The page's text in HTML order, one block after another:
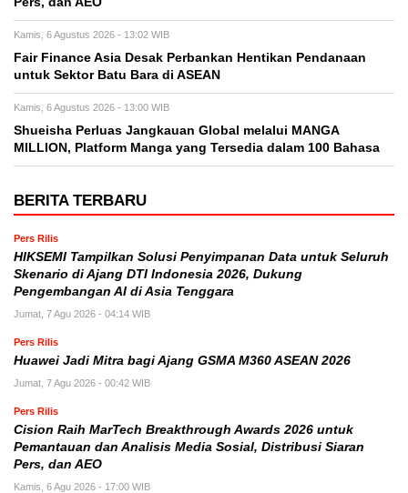
Kamis, 6 Agustus 2026 - 13:02 WIB
Fair Finance Asia Desak Perbankan Hentikan Pendanaan
untuk Sektor Batu Bara di ASEAN
Kamis, 6 Agustus 2026 - 13:00 WIB
Shueisha Perluas Jangkauan Global melalui MANGA
MILLION, Platform Manga yang Tersedia dalam 100 Bahasa
BERITA TERBARU
Pers Rilis
HIKSEMI Tampilkan Solusi Penyimpanan Data untuk Seluruh
Skenario di Ajang DTI Indonesia 2026, Dukung
Pengembangan AI di Asia Tenggara
Jumat, 7 Agu 2026 - 04:14 WIB
Pers Rilis
Huawei Jadi Mitra bagi Ajang GSMA M360 ASEAN 2026
Jumat, 7 Agu 2026 - 00:42 WIB
Pers Rilis
Cision Raih MarTech Breakthrough Awards 2026 untuk
Pemantauan dan Analisis Media Sosial, Distribusi Siaran
Pers, dan AEO
Kamis, 6 Agu 2026 - 17:00 WIB